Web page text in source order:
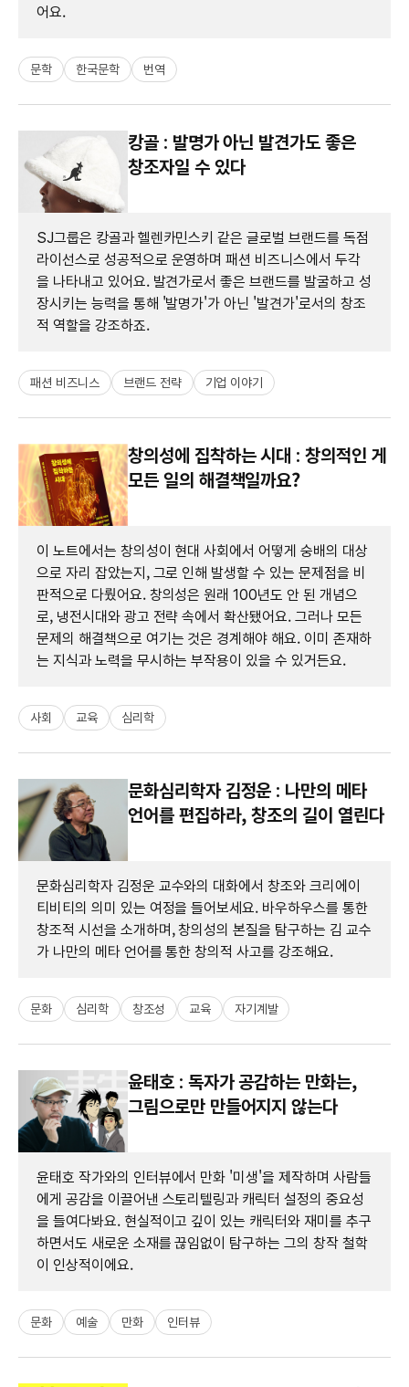
어요.
문학 한국문학 번역
캉골 : 발명가 아닌 발견가도 좋은
창조자일 수 있다
SJ그룹은 캉골과 헬렌카민스키 같은 글로벌 브랜드를 독점
라이선스로 성공적으로 운영하며 패션 비즈니스에서 두각
을 나타내고 있어요. 발견가로서 좋은 브랜드를 발굴하고 성
장시키는 능력을 통해 '발명가'가 아닌 '발견가'로서의 창조
적 역할을 강조하죠.
패션 비즈니스 브랜드 전략 기업 이야기
창의성에 집착하는 시대 : 창의적인 게
모든 일의 해결책일까요?
이 노트에서는 창의성이 현대 사회에서 어떻게 숭배의 대상
으로 자리 잡았는지, 그로 인해 발생할 수 있는 문제점을 비
판적으로 다뤘어요. 창의성은 원래 100년도 안 된 개념으
로, 냉전시대와 광고 전략 속에서 확산됐어요. 그러나 모든
문제의 해결책으로 여기는 것은 경계해야 해요. 이미 존재하
는 지식과 노력을 무시하는 부작용이 있을 수 있거든요.
사회 교육 심리학
문화심리학자 김정운 : 나만의 메타
언어를 편집하라, 창조의 길이 열린다
문화심리학자 김정운 교수와의 대화에서 창조와 크리에이
티비티의 의미 있는 여정을 들어보세요. 바우하우스를 통한
창조적 시선을 소개하며, 창의성의 본질을 탐구하는 김 교수
가 나만의 메타 언어를 통한 창의적 사고를 강조해요.
문화 심리학 창조성 교육 자기계발
윤태호 : 독자가 공감하는 만화는,
그림으로만 만들어지지 않는다
윤태호 작가와의 인터뷰에서 만화 '미생'을 제작하며 사람들
에게 공감을 이끌어낸 스토리텔링과 캐릭터 설정의 중요성
을 들여다봐요. 현실적이고 깊이 있는 캐릭터와 재미를 추구
하면서도 새로운 소재를 끊임없이 탐구하는 그의 창작 철학
이 인상적이에요.
문화 예술 만화 인터뷰